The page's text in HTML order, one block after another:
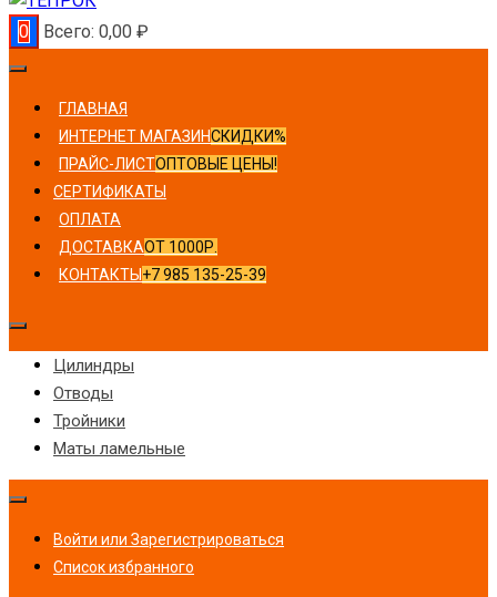
0 Всего: 0,00 ₽
ГЛАВНАЯ
ИНТЕРНЕТ МАГАЗИНСКИДКИ%
ПРАЙС-ЛИСТОПТОВЫЕ ЦЕНЫ!
СЕРТИФИКАТЫ
ОПЛАТА
ДОСТАВКАОТ 1000Р.
КОНТАКТЫ +7 985 135-25-39
Цилиндры
Отводы
Тройники
Маты ламельные
Войти или Зарегистрироваться
Список избранного